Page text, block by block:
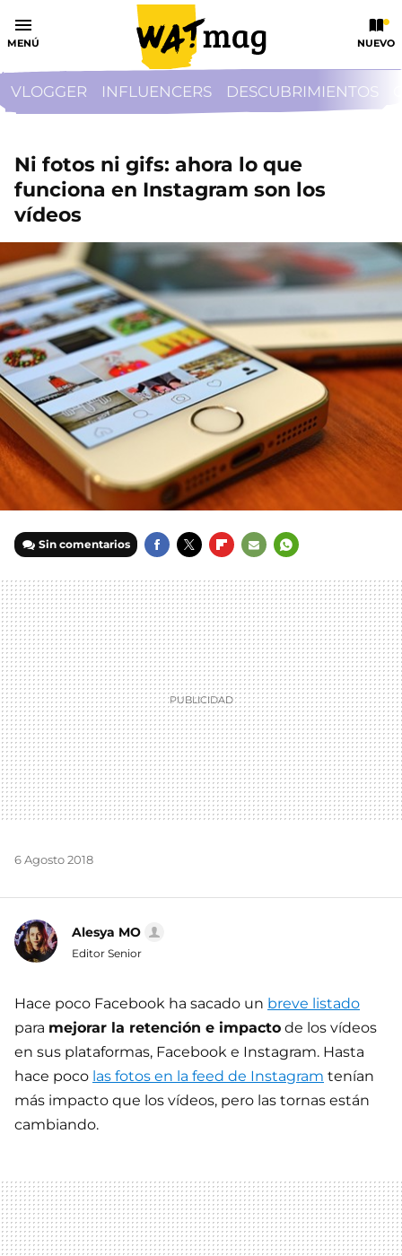
MENÚ NUEVO
VLOGGER INFLUENCERS DESCUBRIMIENTOS
Ni fotos ni gifs: ahora lo que
funciona en Instagram son los
vídeos
Sin comentarios
MAIL
6 Agosto 2018
Alesya MO
Editor Senior
Hace poco Facebook ha sacado un breve listado
para mejorar la retención e impacto de los vídeos
en sus plataformas, Facebook e Instagram. Hasta
hace poco las fotos en la feed de Instagram tenían
más impacto que los vídeos, pero las tornas están
cambiando.